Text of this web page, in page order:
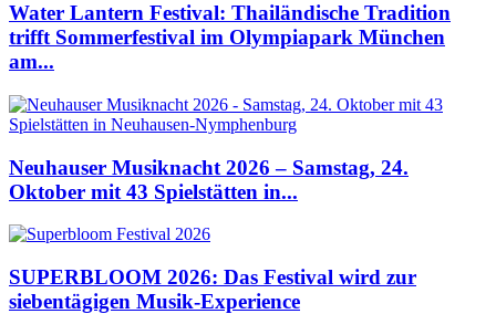
Water Lantern Festival: Thailändische Tradition
trifft Sommerfestival im Olympiapark München
am...
Neuhauser Musiknacht 2026 – Samstag, 24.
Oktober mit 43 Spielstätten in...
SUPERBLOOM 2026: Das Festival wird zur
siebentägigen Musik-Experience